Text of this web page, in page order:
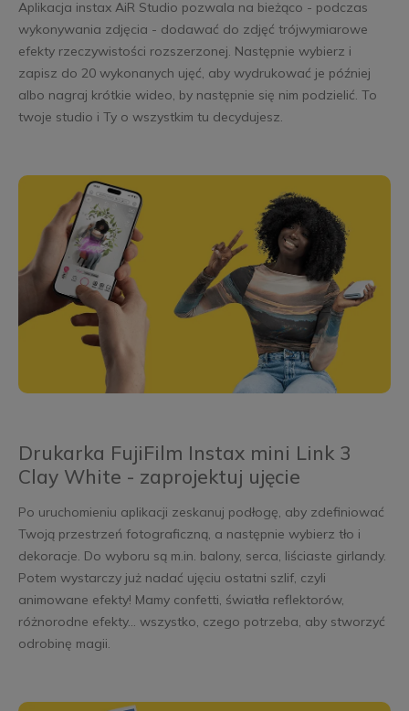
Aplikacja instax AiR Studio pozwala na bieżąco - podczas
wykonywania zdjęcia - dodawać do zdjęć trójwymiarowe
efekty rzeczywistości rozszerzonej. Następnie wybierz i
zapisz do 20 wykonanych ujęć, aby wydrukować je później
albo nagraj krótkie wideo, by następnie się nim podzielić. To
twoje studio i Ty o wszystkim tu decydujesz.
Drukarka FujiFilm Instax mini Link 3
Clay White - zaprojektuj ujęcie
Po uruchomieniu aplikacji zeskanuj podłogę, aby zdefiniować
Twoją przestrzeń fotograficzną, a następnie wybierz tło i
dekoracje. Do wyboru są m.in. balony, serca, liściaste girlandy.
Potem wystarczy już nadać ujęciu ostatni szlif, czyli
animowane efekty! Mamy confetti, światła reflektorów,
różnorodne efekty… wszystko, czego potrzeba, aby stworzyć
odrobinę magii.